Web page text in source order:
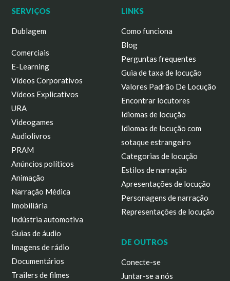
SERVIÇOS
Dublagem
Comerciais
E-Learning
Vídeos Corporativos
Vídeos Explicativos
URA
Videogames
Audiolivros
PRAM
Anúncios políticos
Animação
Narração Médica
Imobiliária
Indústria automotiva
Guias de áudio
Imagens de rádio
Documentários
Trailers de filmes
LINKS
Como funciona
Blog
Perguntas frequentes
Guia de taxa de locução
Valores Padrão De Locução
Encontrar locutores
Idiomas de locução
Idiomas de locução com
sotaque estrangeiro
Categorias de locução
Estilos de narração
Apresentações de locução
Personagens de narração
Representações de locução
DE OUTROS
Conecte-se
Juntar-se a nós